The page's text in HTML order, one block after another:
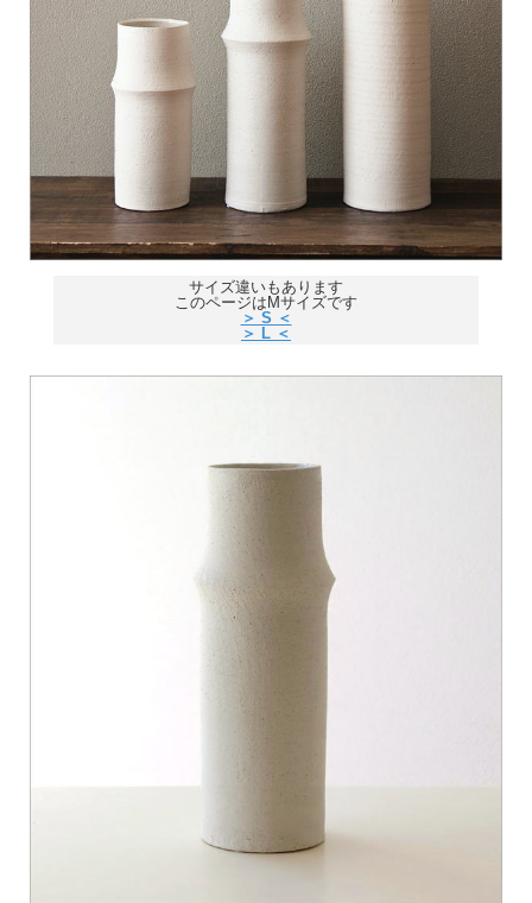
サイズ違いもあります
このページはMサイズです
＞ S ＜
＞ L ＜